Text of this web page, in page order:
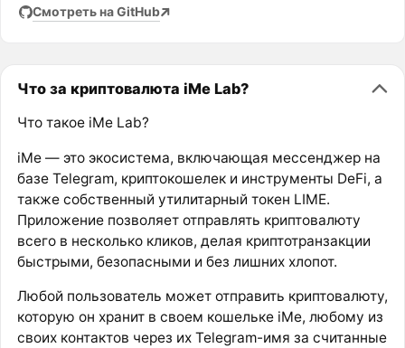
Смотреть на GitHub
Что за криптовалюта iMe Lab?
Что такое iMe Lab?
iMe — это экосистема, включающая мессенджер на
базе Telegram, криптокошелек и инструменты DeFi, а
также собственный утилитарный токен LIME.
Приложение позволяет отправлять криптовалюту
всего в несколько кликов, делая криптотранзакции
быстрыми, безопасными и без лишних хлопот.
Любой пользователь может отправить криптовалюту,
которую он хранит в своем кошельке iMe, любому из
своих контактов через их Telegram-имя за считанные